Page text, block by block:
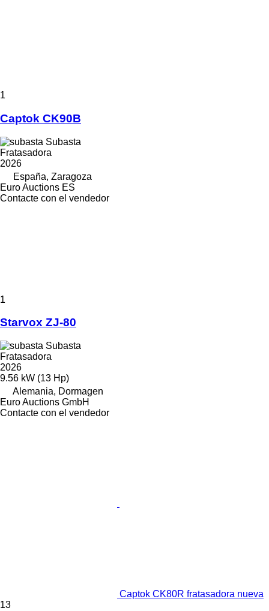
1
Captok CK90B
Subasta
Fratasadora
2026
España, Zaragoza
Euro Auctions ES
Contacte con el vendedor
1
Starvox ZJ-80
Subasta
Fratasadora
2026
9.56 kW (13 Hp)
Alemania, Dormagen
Euro Auctions GmbH
Contacte con el vendedor
Captok CK80R fratasadora nueva
13